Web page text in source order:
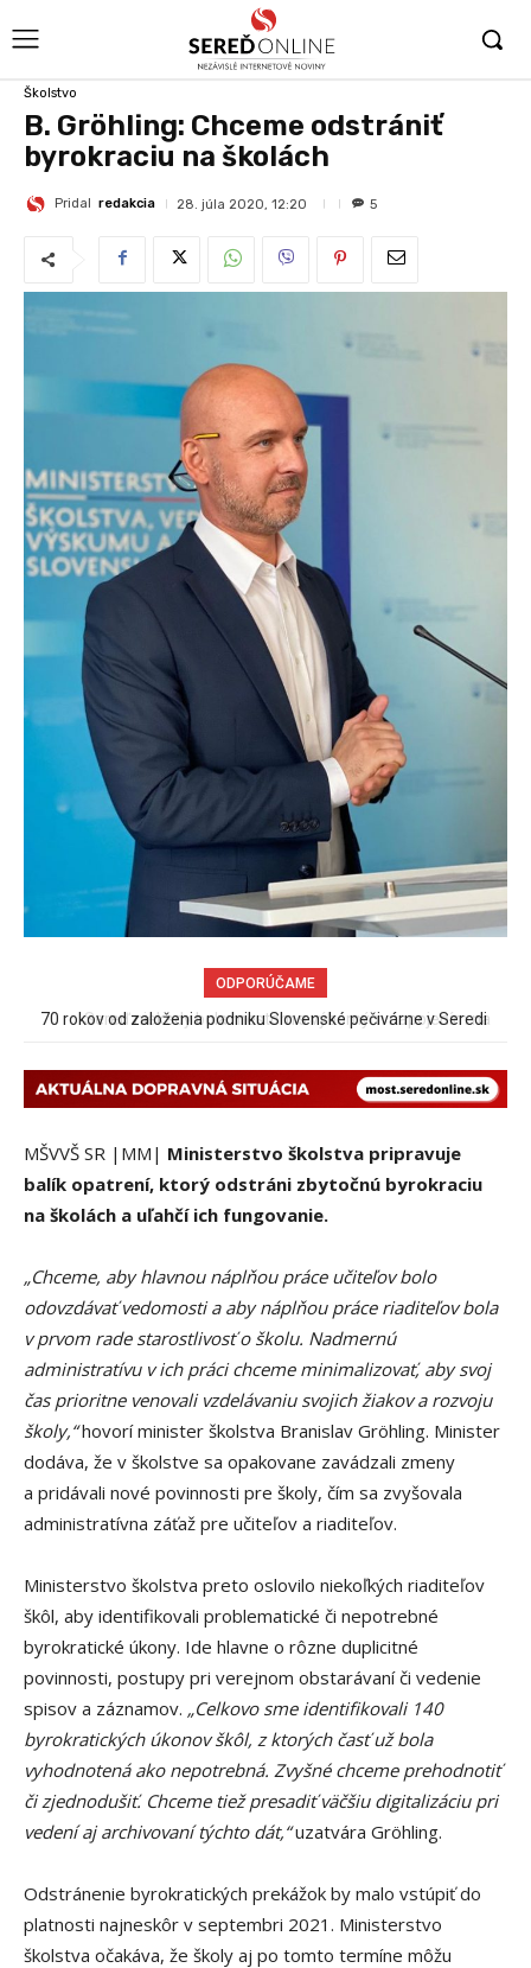
Školstvo
B. Gröhling: Chceme odstrániť
byrokraciu na školách
Pridal redakcia 28. júla 2020, 12:20 5
ODPORÚČAME
Sereď niekedy bola mestom s výborným napojením na
MŠVVŠ SR |MM| Ministerstvo školstva pripravuje
balík opatrení, ktorý odstráni zbytočnú byrokraciu
na školách a uľahčí ich fungovanie.
„Chceme, aby hlavnou náplňou práce učiteľov bolo
odovzdávať vedomosti a aby náplňou práce riaditeľov bola
v prvom rade starostlivosť o školu. Nadmernú
administratívu v ich práci chceme minimalizovať, aby svoj
čas prioritne venovali vzdelávaniu svojich žiakov a rozvoju
školy,“hovorí minister školstva Branislav Gröhling. Minister
dodáva, že v školstve sa opakovane zavádzali zmeny
a pridávali nové povinnosti pre školy, čím sa zvyšovala
administratívna záťaž pre učiteľov a riaditeľov.
Ministerstvo školstva preto oslovilo niekoľkých riaditeľov
škôl, aby identifikovali problematické či nepotrebné
byrokratické úkony. Ide hlavne o rôzne duplicitné
povinnosti, postupy pri verejnom obstarávaní či vedenie
spisov a záznamov. „Celkovo sme identifikovali 140
byrokratických úkonov škôl, z ktorých časť už bola
vyhodnotená ako nepotrebná. Zvyšné chceme prehodnotiť
či zjednodušiť. Chceme tiež presadiť väčšiu digitalizáciu pri
vedení aj archivovaní týchto dát,“uzatvára Gröhling.
Odstránenie byrokratických prekážok by malo vstúpiť do
platnosti najneskôr v septembri 2021. Ministerstvo
školstva očakáva, že školy aj po tomto termíne môžu